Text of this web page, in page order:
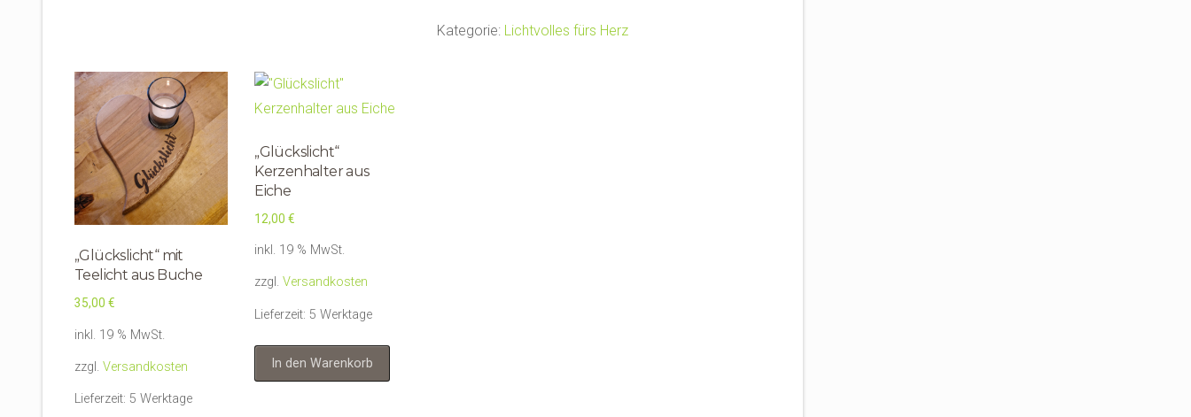
Teelicht
Kategorie: Lichtvolles fürs Herz
„Glückslicht“ mit
Teelicht aus Buche
35,00 €
inkl. 19 % MwSt.
zzgl. Versandkosten
Lieferzeit: 5 Werktage
„Glückslicht“
Kerzenhalter aus
Eiche
12,00€
inkl. 19 % MwSt.
zzgl.Versandkosten
Lieferzeit: 5 Werktage
In den Warenkorb